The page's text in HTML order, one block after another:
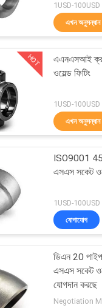
পাইপ
স্টিল পাইপ
1USD-
এখন
HOT
এএনএসআই
ওয়েল্ড ফিটিং
1USD-
এখন
ISO9001 45
এসএস সকেট
1USD-
যোগাযোগ
ডিএন 20 পাইপ
এসএস সকেট
যোগদান করছে
Negotiation